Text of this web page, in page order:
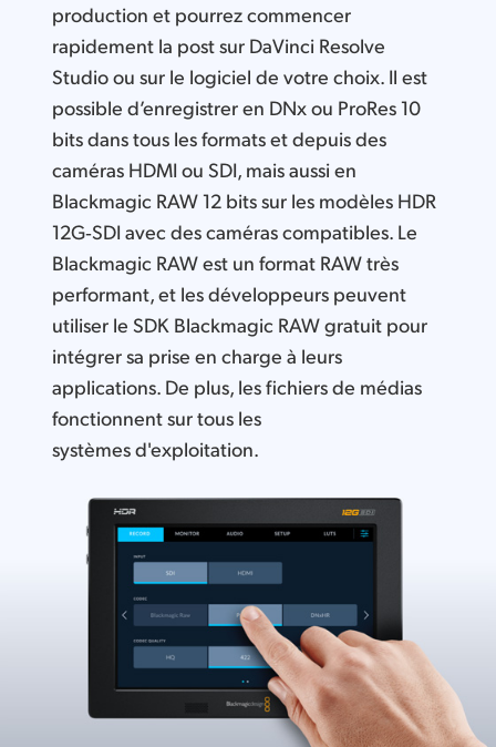
production et pourrez commencer
rapidement la post sur DaVinci Resolve
Studio ou sur le logiciel de votre choix. Il est
possible d’enregistrer en DNx ou ProRes 10
bits dans tous les formats et depuis des
caméras HDMI ou SDI, mais aussi en
Blackmagic RAW 12 bits sur les modèles HDR
12G‑SDI avec des caméras compatibles. Le
Blackmagic RAW est un format RAW très
performant, et les développeurs peuvent
utiliser le SDK Blackmagic RAW gratuit pour
intégrer sa prise en charge à leurs
applications. De plus, les fichiers de médias
fonctionnent sur tous les
systèmes d'exploitation.